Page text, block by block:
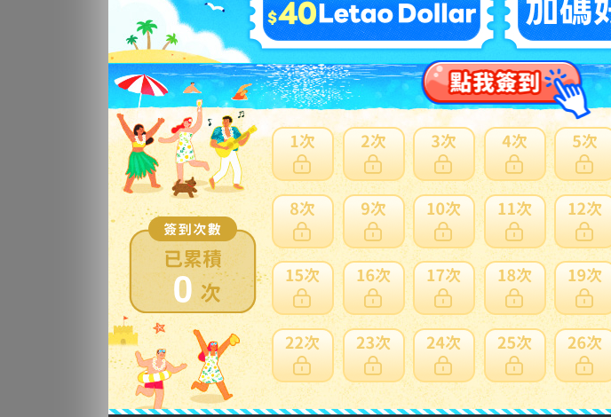
0
請至「我要匯款」頁面，選擇「FPS 轉數快」，
內轉數快 App ，從相簿中打開剛剛的截圖，完成
「轉數快」(FPS) 轉帳教學：
使用本地 e-banking，掃描 QR Code，完成「轉
匯豐銀行－FPS轉帳教學
恆生銀行－FPS轉帳教學
中國銀行－FPS轉帳教學
注意事項：
1. 若使用「轉數快」(FPS) 增值，系統會自動產
2. 每日交易上限為 HK$10,000。（單筆最多可交